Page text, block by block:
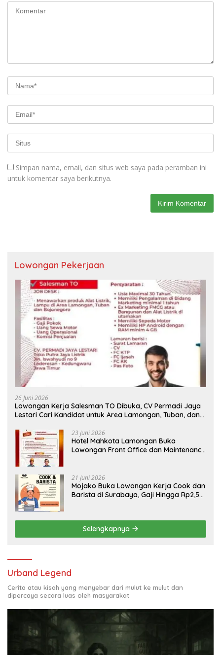
Simpan nama, email, dan situs web saya pada peramban ini
untuk komentar saya berikutnya.
Lowongan Pekerjaan
26 Juni 2026
Lowongan Kerja Salesman TO Dibuka, CV Permadi Jaya
Lestari Cari Kandidat untuk Area Lamongan, Tuban, dan
23 Juni 2026
Hotel Mahkota Lamongan Buka
Lowongan Front Office dan Maintenance
21 Juni 2026
Mojako Buka Lowongan Kerja Cook dan
Barista di Surabaya, Gaji Hingga Rp2,5
Selengkapnya
Urband Legend
Cerita atau kisah yang menyebar dari mulut ke mulut dan
dipercaya secara luas oleh masyarakat